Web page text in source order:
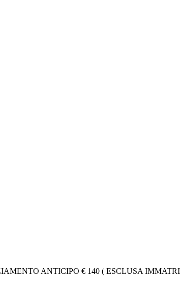
ANTICIPO € 140 ( ESCLUSA